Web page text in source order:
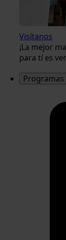
Visítanos
¡La mejor
para tí es
Programas